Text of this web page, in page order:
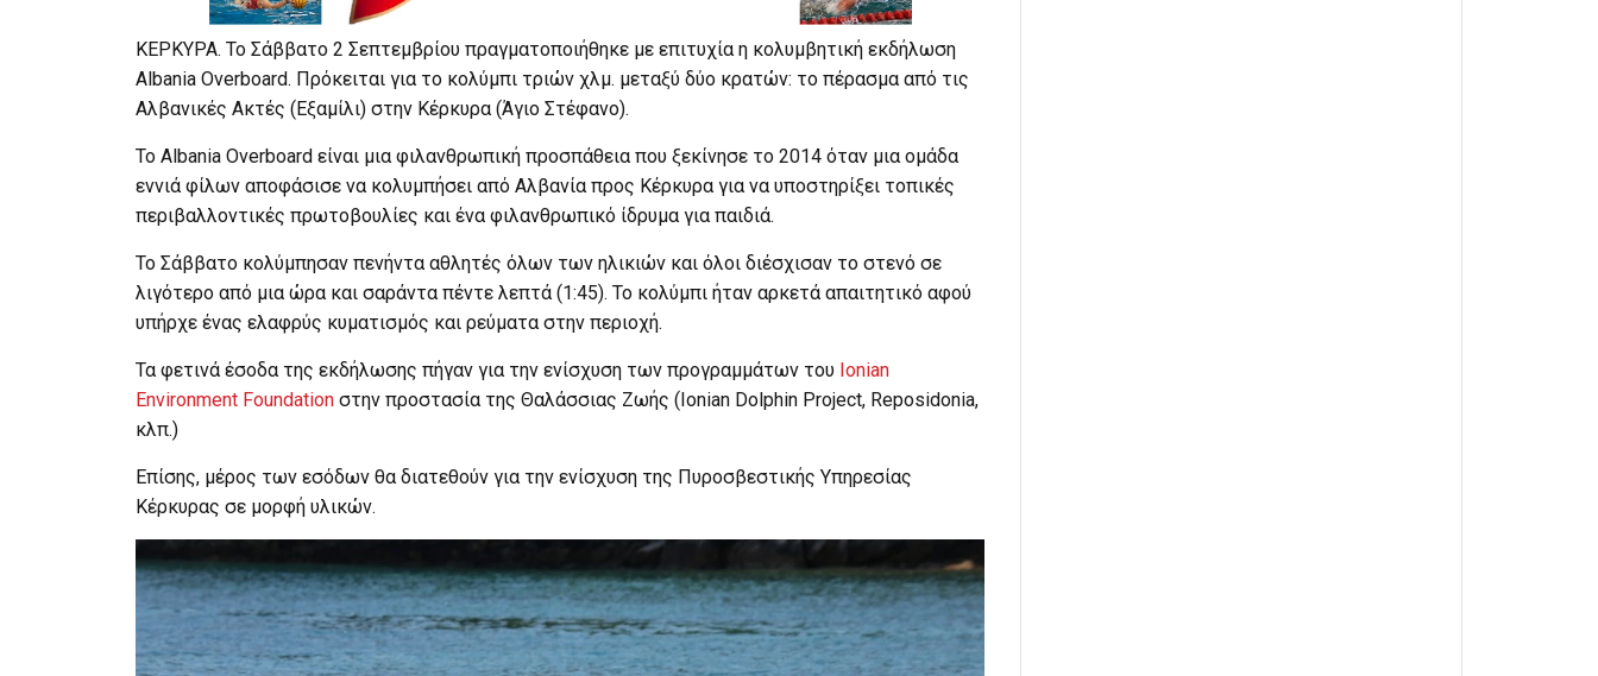
ΚΕΡΚΥΡΑ. Το Σάββατο 2 Σεπτεμβρίου πραγματοποιήθηκε με επιτυχία η κολυμβητική εκδήλωση
Albania Overboard. Πρόκειται για το κολύμπι τριών χλμ. μεταξύ δύο κρατών: το πέρασμα από τις
Αλβανικές Ακτές (Εξαμίλι) στην Κέρκυρα (Άγιο Στέφανο).
Το Albania Overboard είναι μια φιλανθρωπική προσπάθεια που ξεκίνησε το 2014 όταν μια ομάδα
εννιά φίλων αποφάσισε να κολυμπήσει από Αλβανία προς Κέρκυρα για να υποστηρίξει τοπικές
περιβαλλοντικές πρωτοβουλίες και ένα φιλανθρωπικό ίδρυμα για παιδιά.
Το Σάββατο κολύμπησαν πενήντα αθλητές όλων των ηλικιών και όλοι διέσχισαν το στενό σε
λιγότερο από μια ώρα και σαράντα πέντε λεπτά (1:45). Το κολύμπι ήταν αρκετά απαιτητικό αφού
υπήρχε ένας ελαφρύς κυματισμός και ρεύματα στην περιοχή.
Τα φετινά έσοδα της εκδήλωσης πήγαν για την ενίσχυση των προγραμμάτων του Ionian
Environment Foundation στην προστασία της Θαλάσσιας Ζωής (Ιonian Dolphin Project, Reposidonia,
κλπ.)
Επίσης, μέρος των εσόδων θα διατεθούν για την ενίσχυση της Πυροσβεστικής Υπηρεσίας
Κέρκυρας σε μορφή υλικών.